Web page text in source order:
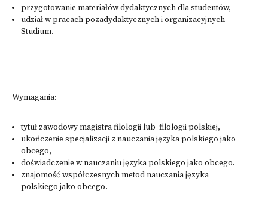
przygotowanie materiałów dydaktycznych dla studentów,
udział w pracach pozadydaktycznych i organizacyjnych
Studium​.
Wymagania:
tytuł zawodowy magistra filologii lub filologii polskiej,
ukończenie specjalizacji z nauczania języka polskiego jako
obcego,
doświadczenie w nauczaniu języka polskiego jako obcego.
znajomość współczesnych metod nauczania języka
polskiego jako obcego.